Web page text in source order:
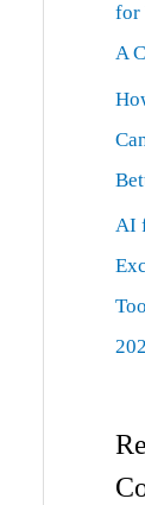
for
A
AI